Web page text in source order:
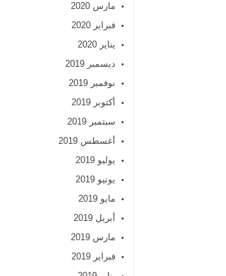
مارس 2020
فبراير 2020
يناير 2020
ديسمبر 2019
نوفمبر 2019
أكتوبر 2019
سبتمبر 2019
أغسطس 2019
يوليو 2019
يونيو 2019
مايو 2019
أبريل 2019
مارس 2019
فبراير 2019